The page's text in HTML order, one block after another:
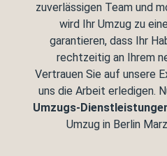
zuverlässigen Team und
wird Ihr Umzug zu
garantieren, dass Ihr
rechtzeitig an Ihrem
Vertrauen Sie auf unsere
uns die Arbeit erledigen.
Umzugs-
Umzug in Berlin